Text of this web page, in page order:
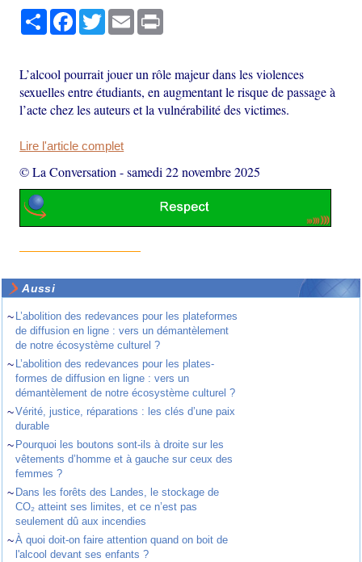
PartagerFacebook
TwitterEmail
L’alcool pourrait jouer un rôle majeur dans les violences
sexuelles entre étudiants, en augmentant le risque de passage à
l’acte chez les auteurs et la vulnérabilité des victimes.
Lire l'article complet
© La Conversation -samedi 22 novembre 2025
Aussi
~ L’abolition des redevances pour les plateformes
de diffusion en ligne : vers un démantèlement
de notre écosystème culturel ?
~ L’abolition des redevances pour les plates-
formes de diffusion en ligne : vers un
démantèlement de notre écosystème culturel ?
~Vérité, justice, réparations : les clés d’une paix
durable
~ Pourquoi les boutons sont-ils à droite sur les
vêtements d’homme et à gauche sur ceux des
femmes ?
~ Dans les forêts des Landes, le stockage de
CO₂ atteint ses limites, et ce n’est pas
seulement dû aux incendies
~À quoi doit-on faire attention quand on boit de
l'alcool devant ses enfants ?